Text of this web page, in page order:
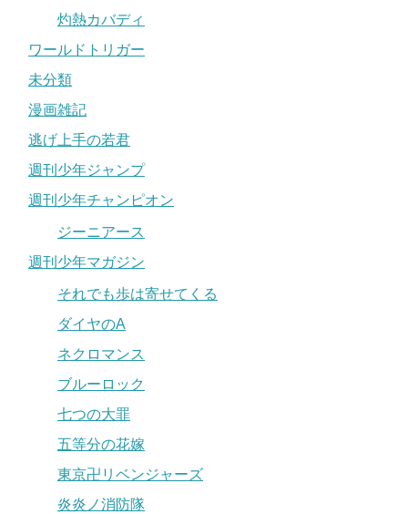
灼熱カバディ
ワールドトリガー
未分類
漫画雑記
逃げ上手の若君
週刊少年ジャンプ
週刊少年チャンピオン
ジーニアース
週刊少年マガジン
それでも歩は寄せてくる
ダイヤのA
ネクロマンス
ブルーロック
七つの大罪
五等分の花嫁
東京卍リベンジャーズ
炎炎ノ消防隊